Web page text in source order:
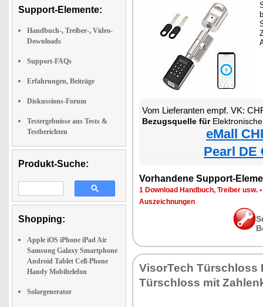
Support-Elemente:
Handbuch-, Treiber-, Video-
Downloads
Support-FAQs
Erfahrungen, Beiträge
Diskussions-Forum
Testergebnisse aus Tests &
Testberichten
Produkt-Suche:
Shopping:
Apple iOS iPhone iPad Air
Samsung Galaxy Smartphone
Android Tablet Cell-Phone
Handy Mobiltelefon
Solargenerator
Vom Lieferanten empf. VK:
Bezugsquelle fürElektronischer Tür-Schließzylinder
eMall
Pearl DE
Vorhandene Support-
1 Download Handbuch, Treiber usw. •
Auszeichnungen
VisorTech Türschloss
Türschloss mit